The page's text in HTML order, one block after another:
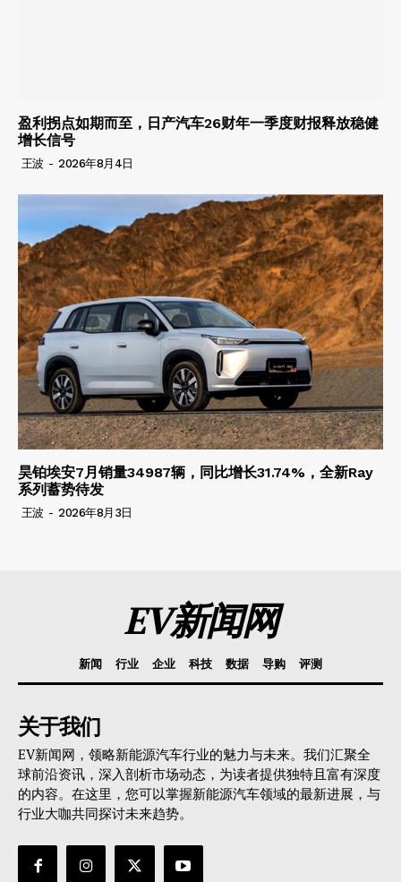
盈利拐点如期而至，日产汽车26财年一季度财报释放稳健
增长信号
王波 - 2026年8月4日
昊铂埃安7月销量34987辆，同比增长31.74%，全新Ray
系列蓄势待发
王波 - 2026年8月3日
EV新闻网
新闻 行业 企业 科技 数据 导购 评测
关于我们
EV新闻网，领略新能源汽车行业的魅力与未来。我们汇聚全
球前沿资讯，深入剖析市场动态，为读者提供独特且富有深度
的内容。在这里，您可以掌握新能源汽车领域的最新进展，与
行业大咖共同探讨未来趋势。